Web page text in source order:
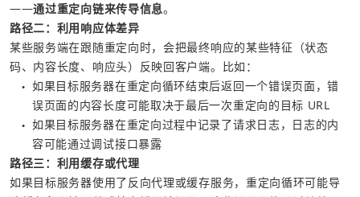
——通过重定向链来传导信息。
路径二：利用响应体差异
某些服务端在跟随重定向时，会把最终响应的某些特征（状态
码、内容长度、响应头）反映回客户端。比如：
●
如果目标服务器在重定向循环结束后返回一个错误页面，错
误页面的内容长度可能取决于最后一次重定向的目标 URL
●
如果目标服务器在重定向过程中记录了请求日志，日志的内
容可能通过调试接口暴露
路径三：利用缓存或代理
如果目标服务器使用了反向代理或缓存服务，重定向循环可能导